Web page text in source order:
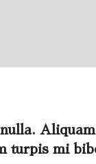
turpis mi